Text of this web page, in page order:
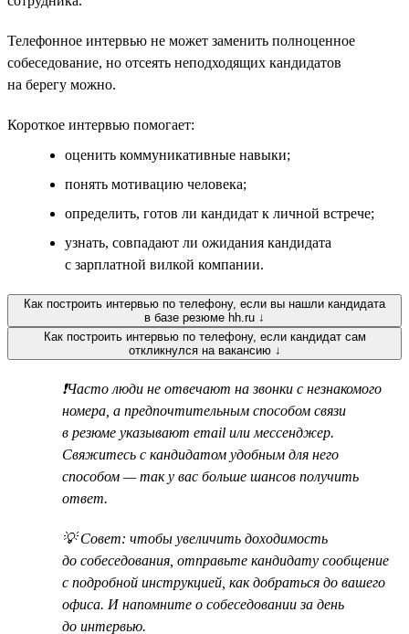
Телефонное интервью не может заменить полноценное
собеседование, но отсеять неподходящих кандидатов
на берегу можно.
Короткое интервью помогает:
оценить коммуникативные навыки;
понять мотивацию человека;
определить, готов ли кандидат к личной встрече;
узнать, совпадают ли ожидания кандидата
с зарплатной вилкой компании.
Как построить интервью по телефону, если вы нашли кандидата
в базе резюме hh.ru ↓
Как построить интервью по телефону, если кандидат сам
откликнулся на вакансию ↓
❗Часто люди не отвечают на звонки с незнакомого
номера, а предпочтительным способом связи
в резюме указывают email или мессенджер.
Свяжитесь с кандидатом удобным для него
способом — так у вас больше шансов получить
ответ.
💡 Совет: чтобы увеличить доходимость
до собеседования, отправьте кандидату сообщение
с подробной инструкцией, как добраться до вашего
офиса. И напомните о собеседовании за день
до интервью.